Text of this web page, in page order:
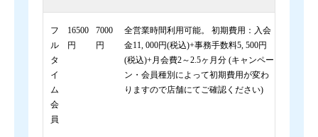
フ
ル
タ
イ
ム
会
員
16500
円
7000
円
全営業時間利用可能。 初期費用：入会
金11, 000円(税込)+事務手数料5, 500円
(税込)+月会費2～2.5ヶ月分 (キャンペー
ン・会員種別によって初期費用が変わ
りますので店舗にてご確認ください)